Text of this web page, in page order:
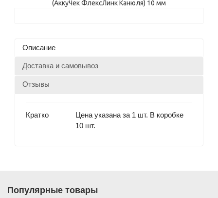
Описание
Доставка и самовывоз
Отзывы
Кратко
Цена указана за 1 шт. В коробке
10 шт.
Популярные товары